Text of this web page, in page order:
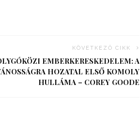
KÖVETKEZŐ CIKK
EMBERKERESKEDELEM: A
HOZATAL ELSŐ KOMOLY
HULLÁMA – COREY GOODE